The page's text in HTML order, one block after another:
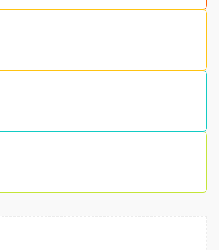
farklı alternatifler olmalı.